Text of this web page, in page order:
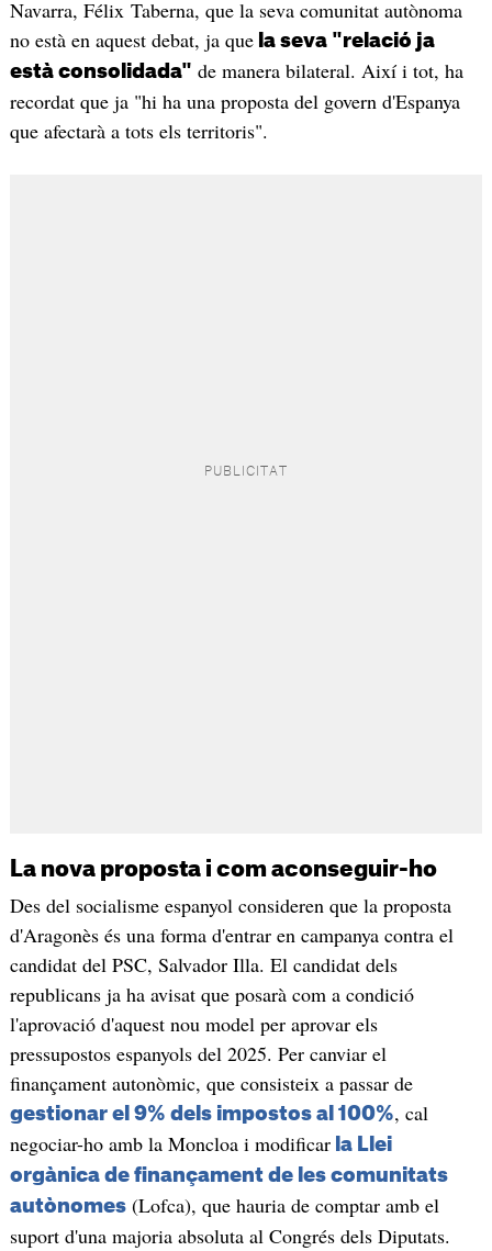
Navarra, Félix Taberna, que la seva comunitat autònoma
no està en aquest debat, ja quela seva "relació ja
està consolidada" de manera bilateral. Així i tot, ha
recordat que ja "hi ha una proposta del govern d'Espanya
que afectarà a tots els territoris".
La nova proposta i com aconseguir-ho
Des del socialisme espanyol consideren que la proposta
d'Aragonès és una forma d'entrar en campanya contra el
candidat del PSC, Salvador Illa. El candidat dels
republicans ja ha avisat que posarà com a condició
l'aprovació d'aquest nou model per aprovar els
pressupostos espanyols del 2025. Per canviar el
finançament autonòmic, que consisteix a passar de
gestionar el 9% dels impostos al 100%, cal
negociar-ho amb la Moncloa i modificarla Llei
orgànica de finançament de les comunitats
autònomes(Lofca), que hauria de comptar amb el
suport d'una majoria absoluta al Congrés dels Diputats.